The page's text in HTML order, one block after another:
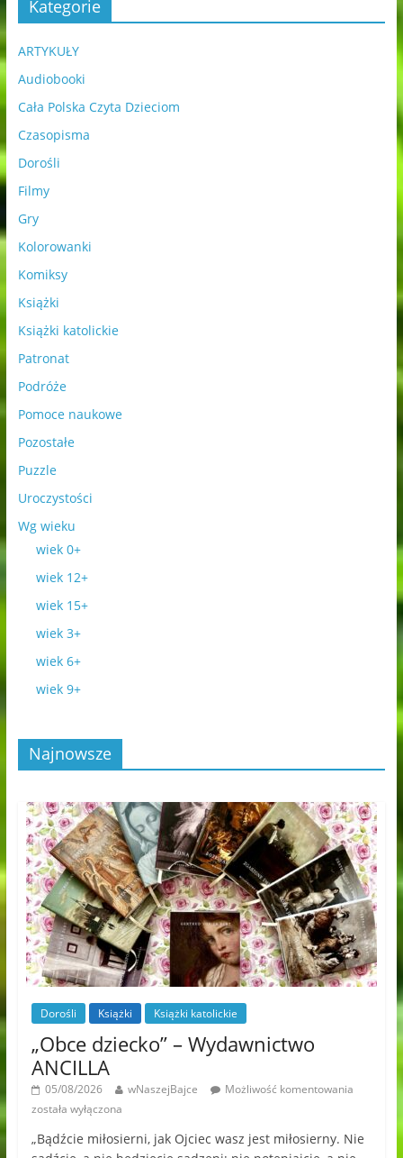
Kategorie
ARTYKUŁY
Audiobooki
Cała Polska Czyta Dzieciom
Czasopisma
Dorośli
Filmy
Gry
Kolorowanki
Komiksy
Książki
Książki katolickie
Patronat
Podróże
Pomoce naukowe
Pozostałe
Puzzle
Uroczystości
Wg wieku
wiek 0+
wiek 12+
wiek 15+
wiek 3+
wiek 6+
wiek 9+
Najnowsze
Dorośli Książki Książki katolickie
„Obce dziecko” – Wydawnictwo
ANCILLA
05/08/2026 wNaszejBajce
Możliwość komentowania
została wyłączona
„Bądźcie miłosierni, jak Ojciec wasz jest miłosierny. Nie